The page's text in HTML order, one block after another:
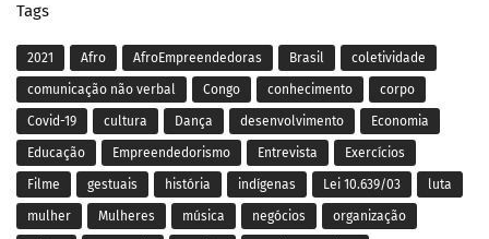
Tags
2021 Afro AfroEmpreendedoras Brasil coletividade
comunicação não verbal Congo conhecimento corpo
Covid-19 cultura Dança desenvolvimento Economia
Educação Empreendedorismo Entrevista Exercícios
Filme gestuais história indígenas Lei 10.639/03 luta
mulher Mulheres música negócios organização